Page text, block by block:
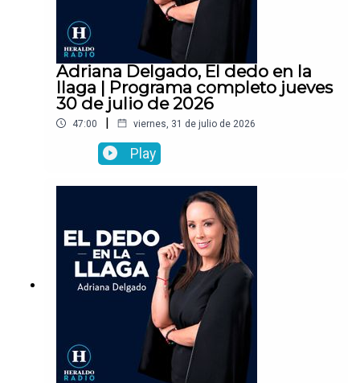
Adriana Delgado, El dedo en la
llaga | Programa completo jueves
30 de julio de 2026
47:00 | viernes, 31 de julio de 2026
Play